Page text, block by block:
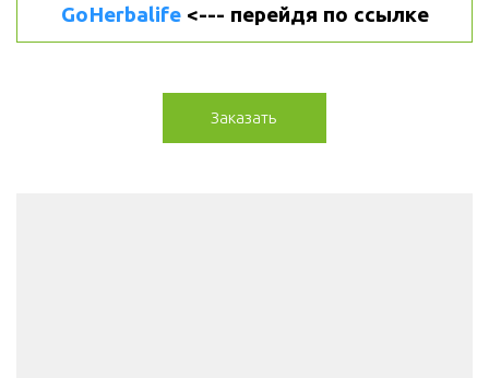
GoHerbalife <--- перейдя по ссылке
Заказать